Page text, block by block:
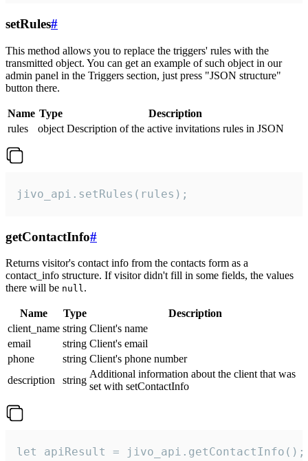
setRules#
This method allows you to replace the triggers' rules with the
transmitted object. You can get an example of such object in our
admin panel in the Triggers section, just press "JSON structure"
button there.
Name Type
Description
rules
object Description of the active invitations rules in JSON
jivo_api.setRules(rules);
getContactInfo#
Returns visitor's contact info from the contacts form as a
contact_info structure. If visitor didn't fill in some fields, the values
there will be null.
Name Type
Description
client_name string Client's name
email
string Client's email
phone
string Client's phone number
description
string
Additional information about the client that was
set with setContactInfo
let apiResult = jivo_api.getContactInfo();